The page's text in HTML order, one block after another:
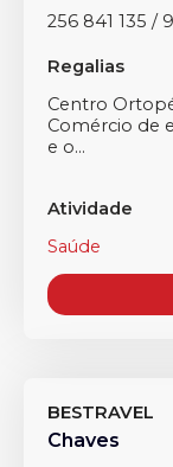
256 841 135 /
Regalias
Centro
Comércio de
e o...
Atividade
Saúde
BESTRAVEL
Chaves